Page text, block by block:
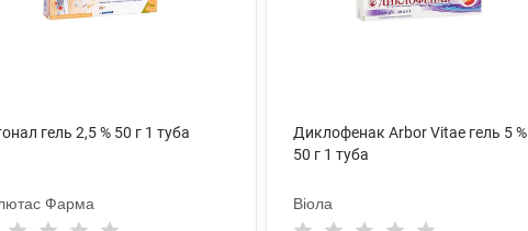
гель 2,5 % 50 г 1 туба
Фарма
Диклофенак Arbor Vitae гель 5 %
50 г 1 туба
Віола